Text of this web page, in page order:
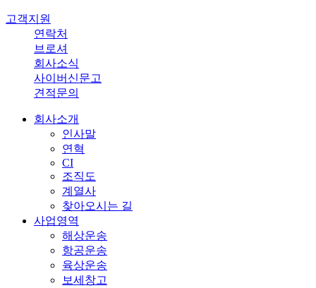
고객지원
연락처
브로셔
회사소식
사이버신문고
견적문의
회사소개
인사말
연혁
CI
조직도
계열사
찾아오시는 길
사업영역
해상운송
항공운송
육상운송
보세창고